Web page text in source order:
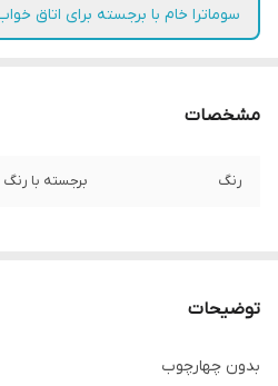
سوماترا خام با برجسته برای اتاق
مشخصات
رنگ برجسته با رنگ
توضیحات
بدون چهارچوب